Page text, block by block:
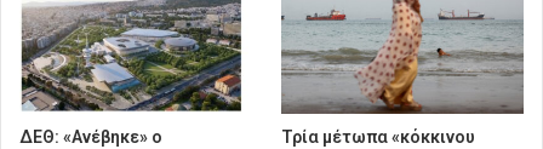
ΔΕΘ: «Ανέβηκε» ο
Τρία μέτωπα «κόκκινου